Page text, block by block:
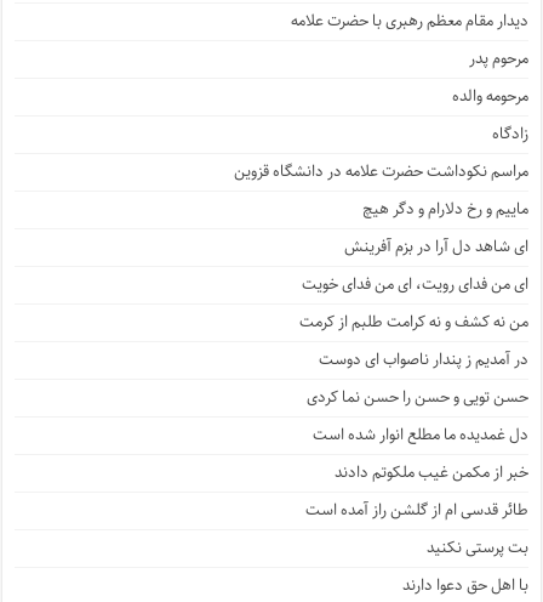
دیدار مقام معظم رهبری با حضرت علامه
مرحوم پدر
مرحومه والده
زادگاه
مراسم نکوداشت حضرت علامه در دانشگاه قزوین
ماییم و رخ دلارام و دگر هیچ
ای شاهد دل آرا در بزم آفرینش
ای من فدای رویت، ای من فدای خویت
من نه کشف و نه کرامت طلبم از کرمت
در آمدیم ز پندار ناصواب ای دوست
حسن تویی و حسن را حسن نما کردی
دل غمدیده ما مطلع انوار شده است
خبر از مکمن غیب ملکوتم دادند
طائر قدسی ام از گلشن راز آمده است
بت پرستی نکنید
با اهل حق دعوا دارند